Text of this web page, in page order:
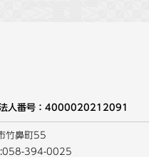
人番号：4000020212091
竹鼻町55
394-0025